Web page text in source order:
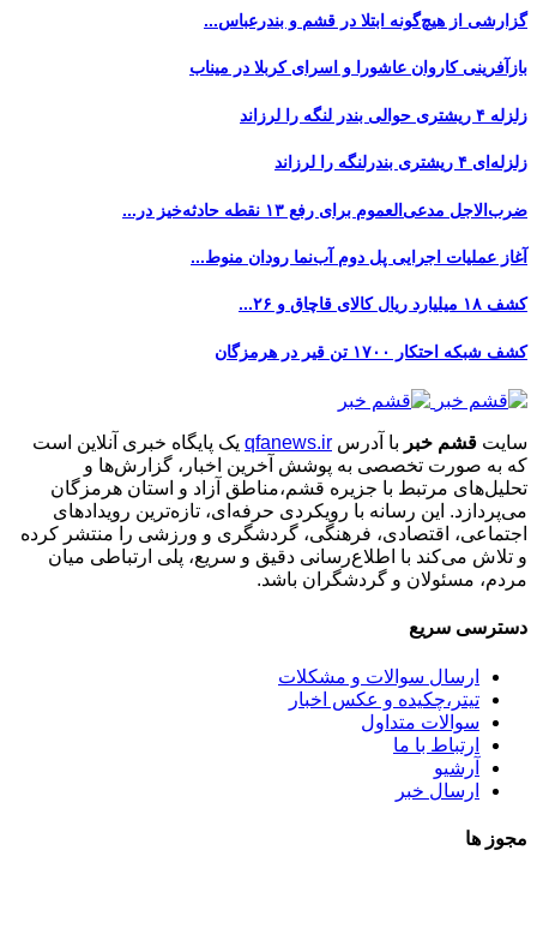
گزارشی از هیچ‌گونه ابتلا در قشم و بندرعباس...
بازآفرینی کاروان عاشورا و اسرای کربلا در میناب
زلزله ۴ ریشتری حوالی بندر لنگه را لرزاند
زلزله‌ای ۴ ریشتری بندرلنگه را لرزاند
ضرب‌الاجل مدعی‌العموم برای رفع ۱۳ نقطه حادثه‌خیز در...
آغاز عملیات اجرایی پل دوم آب‌نما رودان منوط...
کشف ۱۸ میلیارد ریال کالای قاچاق و ۲۶...
کشف شبکه احتکار ۱۷۰۰ تن قیر در هرمزگان
سایت قشم خبر با آدرس qfanews.ir یک پایگاه خبری آنلاین است
که به صورت تخصصی به پوشش آخرین اخبار، گزارش‌ها و
تحلیل‌های مرتبط با جزیره قشم،مناطق آزاد و استان هرمزگان
می‌پردازد. این رسانه با رویکردی حرفه‌ای، تازه‌ترین رویدادهای
اجتماعی، اقتصادی، فرهنگی، گردشگری و ورزشی را منتشر کرده
و تلاش می‌کند با اطلاع‌رسانی دقیق و سریع، پلی ارتباطی میان
مردم، مسئولان و گردشگران باشد.
دسترسی سریع
ارسال سوالات و مشکلات
تیتر،چکیده و عکس اخبار
سوالات متداول
ارتباط با ما
آرشیو
ارسال خبر
مجوز ها